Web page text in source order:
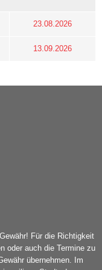
23.08.2026
13.09.2026
Für die Richtigkeit
oder auch die Termine zu
übernehmen. Im